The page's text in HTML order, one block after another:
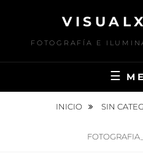
contenidoFOTOGRAFÍA E
INICIO SIN